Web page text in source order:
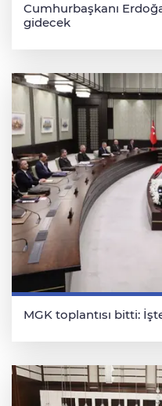
Cumhurbaşkanı
gidecek
MGK toplantısı bitti: